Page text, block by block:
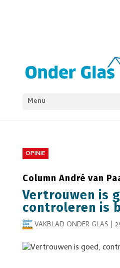
Menu
OPINIE
Column André van
Vertrouwen is
controleren is
VAKBLAD ONDER GLAS |